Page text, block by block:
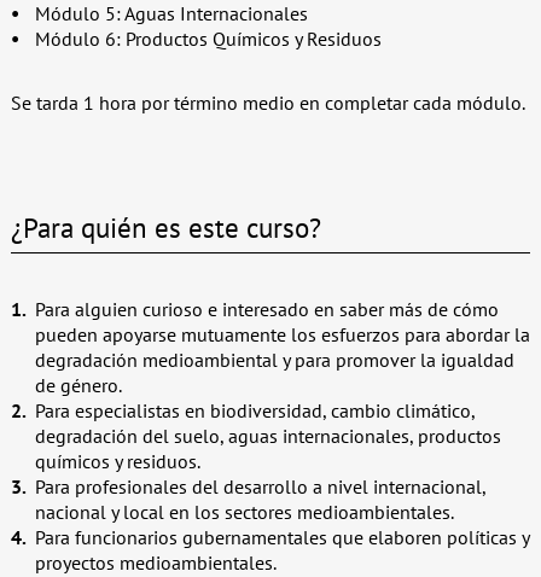
Módulo 5: Aguas Internacionales
Módulo 6: Productos Químicos y Residuos
Se tarda 1 hora por término medio en completar cada módulo.
¿Para quién es este curso?
Para alguien curioso e interesado en saber más de cómo
pueden apoyarse mutuamente los esfuerzos para abordar la
degradación medioambiental y para promover la igualdad
de género.
Para especialistas en biodiversidad, cambio climático,
degradación del suelo, aguas internacionales, productos
químicos y residuos.
Para profesionales del desarrollo a nivel internacional,
nacional y local en los sectores medioambientales.
Para funcionarios gubernamentales que elaboren políticas y
proyectos medioambientales.